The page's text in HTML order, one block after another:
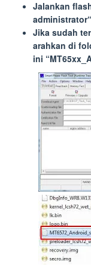
Jalankan
administrator
Jika sudah
arahkan di
ini “